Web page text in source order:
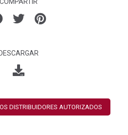
DESCARGAR
DISTRIBUIDORES AUTORIZADOS